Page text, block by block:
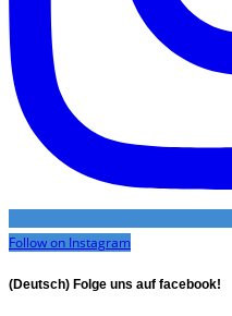
Follow on Instagram
(Deutsch) Folge uns auf facebook!